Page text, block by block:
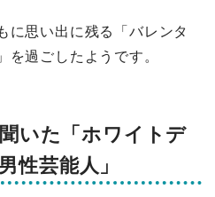
に思い出に残る「バレンタ
を過ごしたようです。
いた「ホワイトデ
性芸能人」